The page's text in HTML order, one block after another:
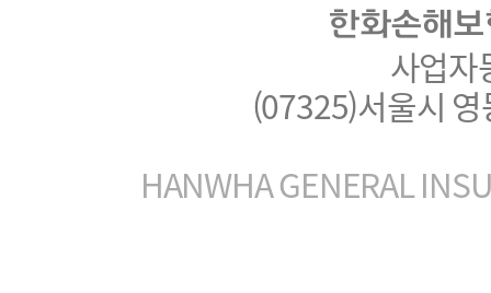
한화손해
사업
(07325)서울시
HANWHA GENERAL